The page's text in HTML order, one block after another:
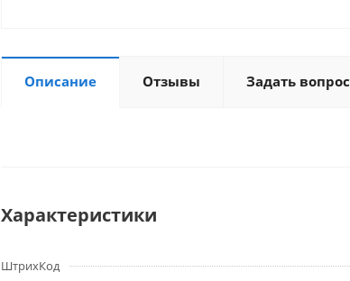
Описание Отзывы Задать вопрос
Характеристики
ШтрихКод